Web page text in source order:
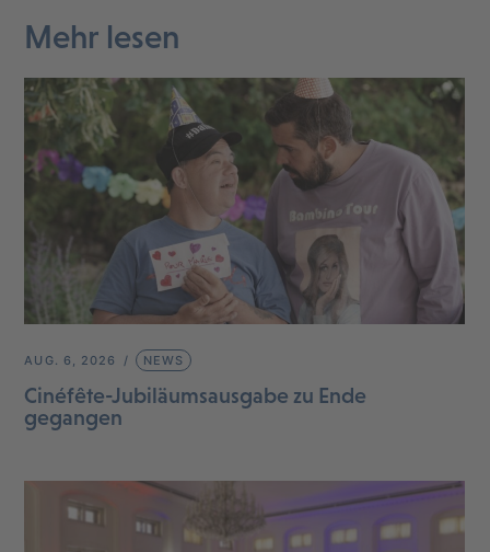
Mehr lesen
AUG. 6, 2026 NEWS
Cinéfête-Jubiläumsausgabe zu Ende
gegangen